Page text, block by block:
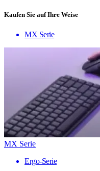
Kaufen Sie auf Ihre Weise
MX Serie
MX Serie
Ergo-Serie